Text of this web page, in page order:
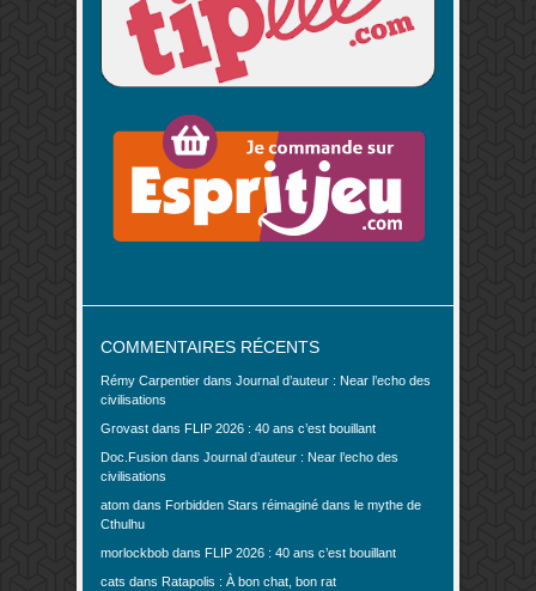
COMMENTAIRES RÉCENTS
Rémy Carpentier dans Journal d’auteur : Near l’echo des
civilisations
Grovast dans FLIP 2026 : 40 ans c’est bouillant
Doc.Fusion dans Journal d’auteur : Near l’echo des
civilisations
atom dans Forbidden Stars réimaginé dans le mythe de
Cthulhu
morlockbob dans FLIP 2026 : 40 ans c’est bouillant
cats dans Ratapolis : À bon chat, bon rat